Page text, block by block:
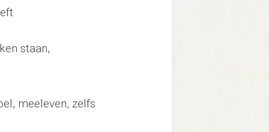
staan,
meeleven, zelfs